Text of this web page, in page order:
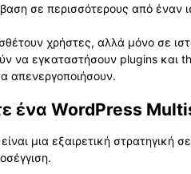
σε περισσότερους από έναν
χρήστες, αλλά μόνο σε
να εγκαταστήσουν plugins και
απενεργοποιήσουν.
ένα WordPress
μια εξαιρετική στρατηγική